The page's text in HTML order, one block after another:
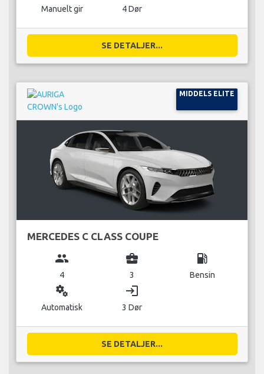
Manuelt gir 4 Dør
SE DETALJER...
MIDDELS ELITE
MERCEDES C CLASS COUPE
group
4
business_center
3
local_gas_station
Bensin
miscellaneous_services
Automatisk
login
3 Dør
SE DETALJER...